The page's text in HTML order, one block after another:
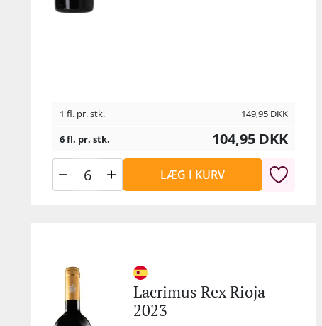
1 fl. pr. stk. 149,95 DKK
6 fl. pr. stk.
104,95 DKK
LÆG I KURV
Lacrimus Rex Rioja
2023